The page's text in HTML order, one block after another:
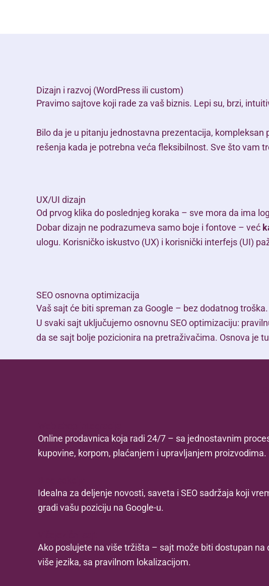
Dizajn i razvoj (WordPress ili custom)
Pravimo sajtove koji rade za vaš biznis. Lepi su, brzi,
Bilo da je u pitanju jednostavna prezentacija,
rešenja kada je potrebna veća fleksibilnost. Sve što vam
UX/UI dizajn
Od prvog klika do poslednjeg koraka – sve mora da ima
Dobar dizajn ne podrazumeva samo boje i fontove – već
ulogu. Korisničko iskustvo (UX) i korisnički interfejs (UI)
SEO osnovna optimizacija
Vaš sajt će biti spreman za Google – bez dodatnog troška.
U svaki sajt uključujemo osnovnu SEO optimizaciju:
da se sajt bolje pozicionira na pretraživačima. Osnova je
Online prodavnica koja radi 24/7 – sa jednostavnim
kupovine, korpom, plaćanjem i upravljanjem proizvodima.
Idealna za deljenje novosti, saveta i SEO sadržaja koji
gradi vašu poziciju na Google-u.
Ako poslujete na više tržišta – sajt može biti dostupan na
više jezika, sa pravilnom lokalizacijom.